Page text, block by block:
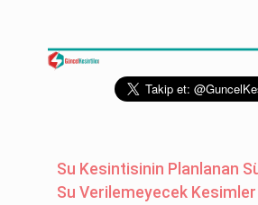
Su Kesintisinin Planlanan
Su Verilemeyecek Kesimler